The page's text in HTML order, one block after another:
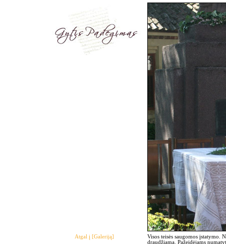
Atgal į [Galeriją]
Visos teisės saugomos
draudžiama. Pažeidėjams